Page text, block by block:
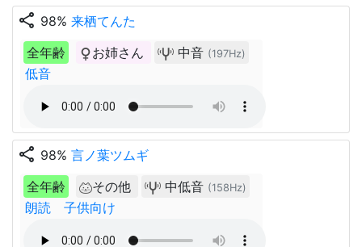
share 98% 来栖てんた
全年齢
お姉さん 中音 (197Hz)
低音
share 98% 言ノ葉ツムギ
全年齢
その他 中低音 (158Hz)
朗読 子供向け